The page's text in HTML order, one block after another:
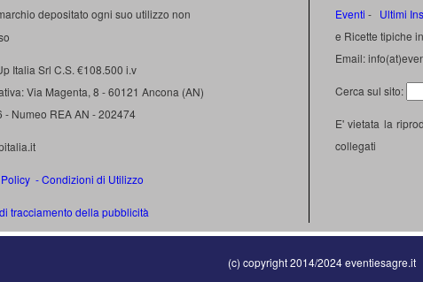
depositato ogni suo utilizzo non
Italia Srl C.S. €108.500 i.v
Via Magenta, 8 - 60121 Ancona (AN)
- Numeo REA AN - 202474
-Condizioni di Utilizzo
tracciamento della pubblicità
Eventi - Ultimi
e Ricette tipiche
Email:
Cerca sul sito:
E' vietata la
collegati
(c) copyright 2014/2024 eventiesagre.it